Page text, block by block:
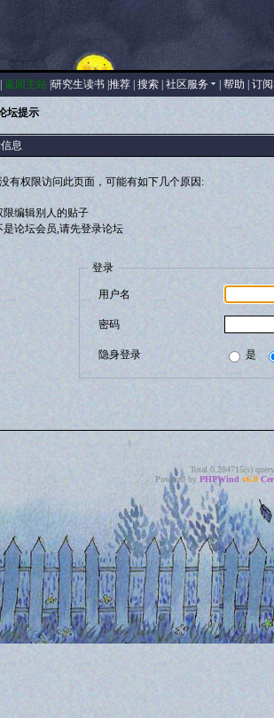
返回主站| 研究生读书| 推荐| 搜索| 社区服务 帮助 订
坛提示
息
有权限访问此页面，可能有如下几个原因:
限编辑别人的贴子
是论坛会员,请先登录论坛
登录
用户名
密码
隐身登录 是
Total 0.284715(s)
Powered by PHPWind v6.0